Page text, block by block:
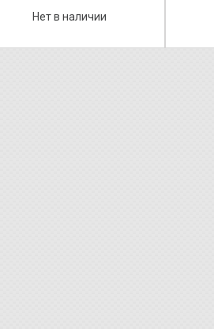
Нет в наличии